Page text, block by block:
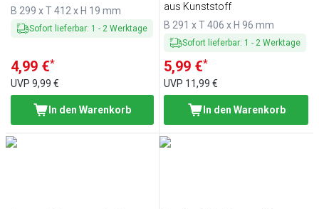
B 299 x T 412 x H 19 mm
Sofort lieferbar: 1 - 2 Werktage
4,99 €*
UVP 9,99 €
In den Warenkorb
aus Kunststoff
B 291 x T 406 x H 96 mm
Sofort lieferbar: 1 - 2 Werktage
5,99 €*
UVP 11,99 €
In den Warenkorb